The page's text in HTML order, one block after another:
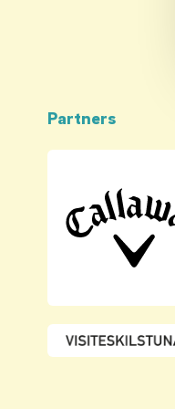
Partners